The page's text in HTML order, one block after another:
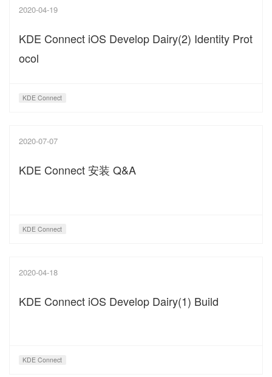
2020-04-19
KDE Connect iOS Develop Dairy(2) Identity Prot
ocol
KDE Connect
2020-07-07
KDE Connect 安装 Q&A
KDE Connect
2020-04-18
KDE Connect iOS Develop Dairy(1) Build
KDE Connect